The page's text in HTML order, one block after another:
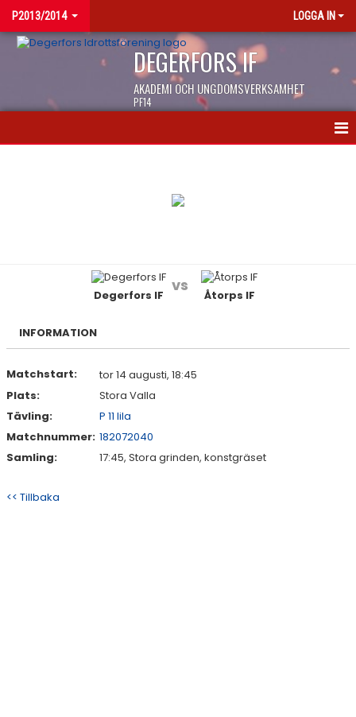
P2013/2014 LOGGA IN
DEGERFORS IF
AKADEMI OCH UNGDOMSVERKSAMHET
PF14
BILDGALLERI
KONTAKT
Degerfors IF
vs
Åtorps IF
INFORMATION
Matchstart:
tor 14 augusti, 18:45
Plats:
Stora Valla
Tävling:
P 11 lila
Matchnummer: 182072040
Samling:
17:45, Stora grinden, konstgräset
<< Tillbaka